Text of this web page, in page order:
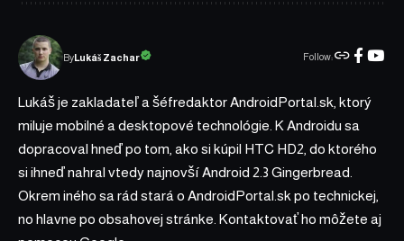
ByLukáš Zachar Follow:
Lukáš je zakladateľ a šéfredaktor AndroidPortal.sk, ktorý
miluje mobilné a desktopové technológie. K Androidu sa
dopracoval hneď po tom, ako si kúpil HTC HD2, do ktorého
si ihneď nahral vtedy najnovší Android 2.3 Gingerbread.
Okrem iného sa rád stará o AndroidPortal.sk po technickej,
no hlavne po obsahovej stránke. Kontaktovať ho môžete aj